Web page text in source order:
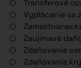
Transferové
Vyplácanie sa
Zaujímavé
Zdaňovanie
Zdaňovanie